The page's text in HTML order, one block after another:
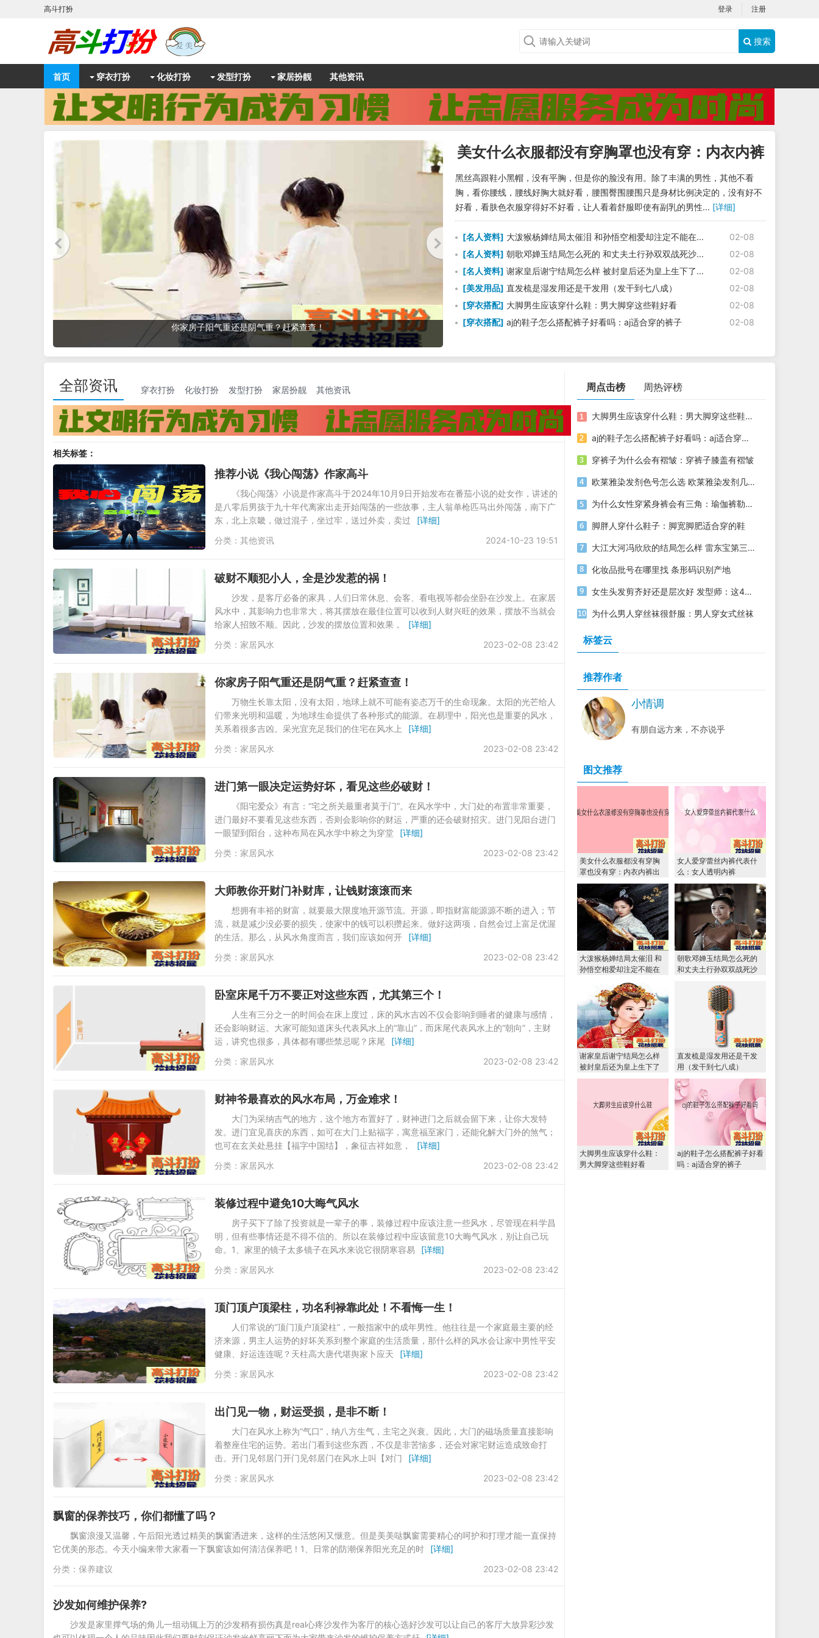
高斗打扮 登录 注册
搜索
首页 穿衣打扮 化妆打扮 发型打扮 家居扮靓 其他资讯
进门第一眼决定运势好坏，看见这些必破财！
美女什么衣服都没有穿胸罩也没有穿：内衣内裤
出口
黑丝高跟鞋小黑帽，没有平胸，但是你的脸没有用。除了丰满的男性，其他不看
胸，看你腰线，腰线好胸大就好看，腰围臀围腰围只是身材比例决定的，没有好不
好看，看肤色衣服穿得好不好看，让人看着舒服即使有副乳的男性... [详细]
[名人资料] 大泼猴杨婵结局太催泪 和孙悟空相爱却注定不能在...
02-08
[名人资料] 朝歌邓婵玉结局怎么死的 和丈夫土行孙双双战死沙...
02-08
[名人资料] 谢家皇后谢宁结局怎么样 被封皇后还为皇上生下了...
02-08
[美发用品] 直发梳是湿发用还是干发用（发干到七八成）
02-08
[穿衣搭配] 大脚男生应该穿什么鞋：男大脚穿这些鞋好看
02-08
[穿衣搭配] aj的鞋子怎么搭配裤子好看吗：aj适合穿的裤子 02-08
全部资讯 穿衣打扮 化妆打扮 发型打扮 家居扮靓 其他资讯
相关标签：
推荐小说《我心闯荡》作家高斗
《我心闯荡》小说是作家高斗于2024年10月9日开始发布在番茄小说的处女作，讲述的
是八零后男孩于九十年代离家出走开始闯荡的一些故事，主人翁单枪匹马出外闯荡，南下广
东，北上京畿，做过混子，坐过牢，送过外卖，卖过
[详细]
2024-10-23 19:51
分类： 其他资讯
破财不顺犯小人，全是沙发惹的祸！
沙发，是客厅必备的家具，人们日常休息、会客、看电视等都会坐卧在沙发上。在家居
风水中，其影响力也非常大，将其摆放在最佳位置可以收到人财兴旺的效果，摆放不当就会
给家人招致不顺。因此，沙发的摆放位置和效果，
[详细]
2023-02-08 23:42
分类： 家居风水
你家房子阳气重还是阴气重？赶紧查查！
万物生长靠太阳，没有太阳，地球上就不可能有姿态万千的生命现象。太阳的光芒给人
们带来光明和温暖，为地球生命提供了各种形式的能源。在易理中，阳光也是重要的风水，
关系着很多吉凶。采光宜充足我们的住宅在风水上
[详细]
2023-02-08 23:42
分类： 家居风水
进门第一眼决定运势好坏，看见这些必破财！
《阳宅爱众》有言：“宅之所关最重者莫于门”。在风水学中，大门处的布置非常重要，
进门最好不要看见这些东西，否则会影响你的财运，严重的还会破财招灾。进门见阳台进门
一眼望到阳台，这种布局在风水学中称之为穿堂
[详细]
2023-02-08 23:42
分类： 家居风水
大师教你开财门补财库，让钱财滚滚而来
想拥有丰裕的财富，就要最大限度地开源节流。开源，即指财富能源源不断的进入；节
流，就是减少没必要的损失，使家中的钱可以积攒起来。做好这两项，自然会过上富足优渥
的生活。那么，从风水角度而言，我们应该如何开
[详细]
2023-02-08 23:42
分类： 家居风水
卧室床尾千万不要正对这些东西，尤其第三个！
人生有三分之一的时间会在床上度过，床的风水吉凶不仅会影响到睡者的健康与感情，
还会影响财运。大家可能知道床头代表风水上的“靠山”，而床尾代表风水上的“朝向”，主财
运，讲究也很多，具体都有哪些禁忌呢？床尾
[详细]
2023-02-08 23:42
分类： 家居风水
财神爷最喜欢的风水布局，万金难求！
大门为采纳吉气的地方，这个地方布置好了，财神进门之后就会留下来，让你大发特
发。进门宜见喜庆的东西，如可在大门上贴福字，寓意福至家门，还能化解大门外的煞气；
也可在玄关处悬挂【福字中国结】，象征吉祥如意，
[详细]
2023-02-08 23:42
分类： 家居风水
装修过程中避免10大晦气风水
房子买下了除了投资就是一辈子的事，装修过程中应该注意一些风水，尽管现在科学昌
明，但有些事情还是不得不信的。所以在装修过程中应该留意10大晦气风水，别让自己玩
命。1、家里的镜子太多镜子在风水来说它很阴寒容易
[详细]
2023-02-08 23:42
分类： 家居风水
顶门顶户顶梁柱，功名利禄靠此处！不看悔一生！
人们常说的“顶门顶户顶梁柱”，一般指家中的成年男性。他往往是一个家庭最主要的经
济来源，男主人运势的好坏关系到整个家庭的生活质量，那什么样的风水会让家中男性平安
健康、好运连连呢？天柱高大唐代堪舆家卜应天
[详细]
2023-02-08 23:42
分类： 家居风水
出门见一物，财运受损，是非不断！
大门在风水上称为“气口”，纳八方生气，主宅之兴衰。因此，大门的磁场质量直接影响
着整座住宅的运势。若出门看到这些东西，不仅是非苦恼多，还会对家宅财运造成致命打
击。开门见邻居门开门见邻居门在风水上叫【对门
[详细]
2023-02-08 23:42
分类： 家居风水
飘窗的保养技巧，你们都懂了吗？
飘窗浪漫又温馨，午后阳光透过精美的飘窗洒进来，这样的生活悠闲又惬意。但是美美哒飘窗需要精心的呵护和打理才能一直保持
它优美的形态。今天小编来带大家看一下飘窗该如何清洁保养吧！1、日常的防潮保养阳光充足的时
[详细]
2023-02-08 23:42
分类： 保养建议
沙发如何维护保养?
沙发是家里撑气场的角儿一组动辄上万的沙发稍有损伤真是real心疼沙发作为客厅的核心选好沙发可以让自己的客厅大放异彩沙发
周点击榜 周热评榜
大脚男生应该穿什么鞋：男大脚穿这些鞋好看
aj的鞋子怎么搭配裤子好看吗：aj适合穿的裤子
穿裤子为什么会有褶皱：穿裤子膝盖有褶皱
欧莱雅染发剂色号怎么选 欧莱雅染发剂几号盖白发好
为什么女性穿紧身裤会有三角：瑜伽裤勒出唇印
脚胖人穿什么鞋子：脚宽脚肥适合穿的鞋
大江大河冯欣欣的结局怎么样 雷东宝第三任妻子也难逃离婚命运
化妆品批号在哪里找 条形码识别产地
女生头发剪齐好还是层次好 发型师：这4种人不适合剪层次
为什么男人穿丝袜很舒服：男人穿女式丝袜
标签云
推荐作者
小情调
有朋自远方来，不亦说乎
图文推荐
美女什么衣服都没有穿胸
罩也没有穿：内衣内裤出
口
女人爱穿蕾丝内裤代表什
么：女人透明内裤
大泼猴杨婵结局太催泪 和
孙悟空相爱却注定不能在
朝歌邓婵玉结局怎么死的
和丈夫土行孙双双战死沙
谢家皇后谢宁结局怎么样
被封皇后还为皇上生下了
一个儿子
直发梳是湿发用还是干发
用（发干到七八成）
大脚男生应该穿什么鞋：
男大脚穿这些鞋好看
aj的鞋子怎么搭配裤子好看
吗：aj适合穿的裤子